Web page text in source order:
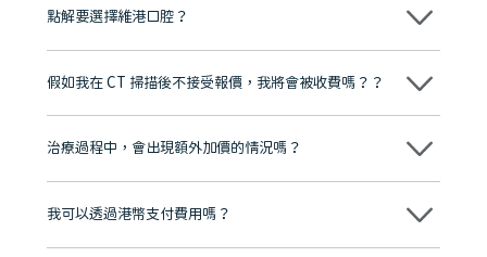
點解要選擇維港口腔？
維港口腔踐行「醫道濟世」的大學校訓，各分院匯聚來自香港、內地的
牌」、「2025香港企業領袖品牌」，是諾貝爾種植系統全球放心植牙中
至今已服務超過三十個國家和地區的顧客，受到粵港澳大灣區及周邊城
市市民極高的口碑評價及信任推薦 珠海、深圳設有八大分院，香港亦設
有咨詢及服務保障中心，有任何問題都可以隨時預約免費咨詢，讓人十
假如我在 CT 掃描後不接受報價，我將會被收費嗎？？
不會！只要未開始實際服務之前，你不會被收取任何費用。
治療過程中，會出現額外加價的情況嗎？
不會，治療前我們會詳細說明治療方案及對應的價錢，顧客同意並簽字
我可以透過港幣支付費用嗎？
可以。維港口腔會按照當日匯率轉算收取費用，而匯率會及時告知客人